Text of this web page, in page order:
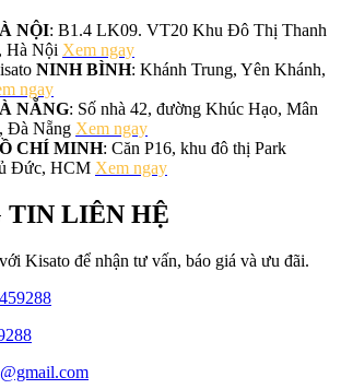
NỘI: B1.4 LK09. VT20 Khu Đô Thị Thanh
Hà Nội Xem ngay
NINH BÌNH: Khánh Trung, Yên Khánh,
ngay
NẴNG: Số nhà 42, đường Khúc Hạo, Mân
Đà Nẵng Xem ngay
CHÍ MINH: Căn P16, khu đô thị Park
Đức, HCM Xem ngay
TIN LIÊN HỆ
Kisato để nhận tư vấn, báo giá và ưu đãi.